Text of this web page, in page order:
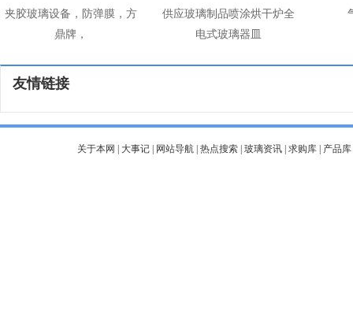
夹胶玻璃设备，防弹膜，方
鼎牌，
供应玻璃制品喷涂烘干炉全
电式玻璃器皿
友情链接
关于本网 大事记 网站导航 热点搜索 玻璃资讯 求购库 产品库